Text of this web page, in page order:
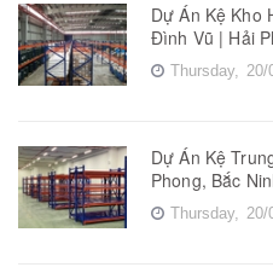
Dự Án Kệ Kho
Đình Vũ | Hải
Thursday, 20/
Dự Án Kệ
Phong, Bắc
Thursday, 20/